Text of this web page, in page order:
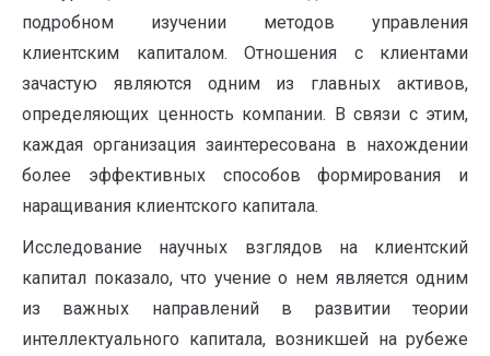
подробном изучении методов управления
клиентским капиталом. Отношения с клиентами
зачастую являются одним из главных активов,
определяющих ценность компании. В связи с этим,
каждая организация заинтересована в нахождении
более эффективных способов формирования и
наращивания клиентского капитала.
Исследование научных взглядов на клиентский
капитал показало, что учение о нем является одним
из важных направлений в развитии теории
интеллектуального капитала, возникшей на рубеже